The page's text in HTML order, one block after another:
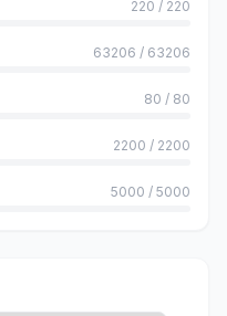
220 / 220
63206 / 63206
80 / 80
2200 / 2200
5000 / 5000